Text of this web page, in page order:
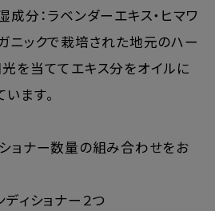
成分：ラベンダーエキス・ヒマワ
ニックで栽培された地元のハー
を当ててエキス分をオイルに
ます。
ョナー数量の組み合わせをお
ディショナー２つ